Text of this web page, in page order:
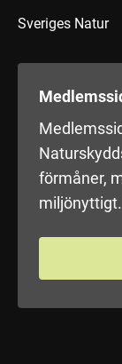
Sveriges Natur
förmåner,
miljönyttigt.